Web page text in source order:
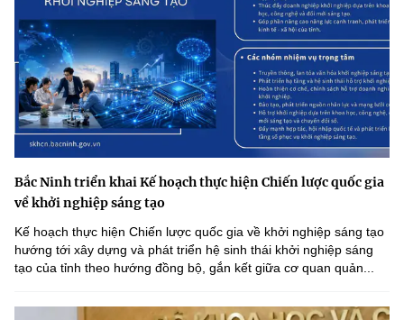
Bắc Ninh triển khai Kế hoạch thực hiện Chiến lược quốc gia
về khởi nghiệp sáng tạo
Kế hoạch thực hiện Chiến lược quốc gia về khởi nghiệp sáng tạo
hướng tới xây dựng và phát triển hệ sinh thái khởi nghiệp sáng
tạo của tỉnh theo hướng đồng bộ, gắn kết giữa cơ quan quản...